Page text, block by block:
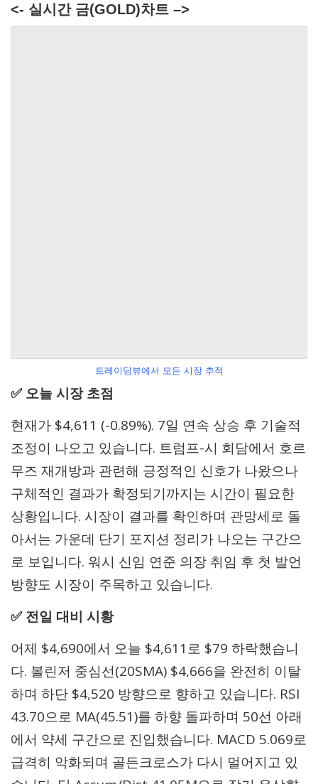
<- 실시간 금(GOLD)차트 –>
트레이딩뷰에서 모든 시장 추적
✅ 오늘 시장 초점
현재가 $4,611 (-0.89%). 7일 연속 상승 후 기술적
조정이 나오고 있습니다. 트럼프-시 회담에서 호르
무즈 재개방과 관련해 긍정적인 신호가 나왔으나
구체적인 결과가 확정되기까지는 시간이 필요한
상황입니다. 시장이 결과를 확인하며 관망세로 돌
아서는 가운데 단기 포지션 정리가 나오는 구간으
로 보입니다. 워시 신임 연준 의장 취임 후 첫 발언
방향도 시장이 주목하고 있습니다.
✅ 전일 대비 시황
어제 $4,690에서 오늘 $4,611로 $79 하락했습니
다. 볼린저 중심선(20SMA) $4,666을 완전히 이탈
하며 하단 $4,520 방향으로 향하고 있습니다. RSI
43.70으로 MA(45.51)를 하향 돌파하며 50선 아래
에서 약세 구간으로 진입했습니다. MACD 5.069로
급격히 악화되며 골든크로스가 다시 멀어지고 있